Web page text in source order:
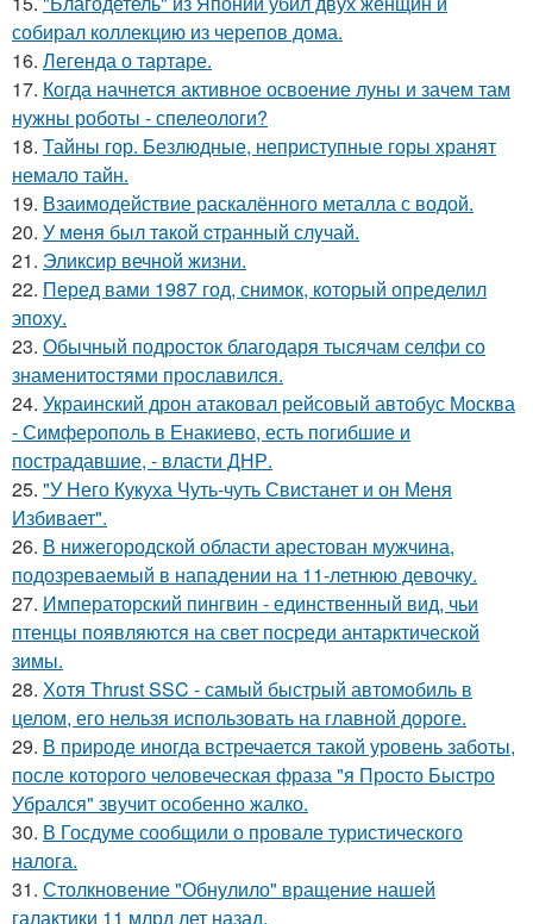
собирал коллекцию из черепов дома.
16. Легенда о тартаре.
17. Когда начнется активное освоение луны и зачем там
нужны роботы - спелеологи?
18. Тайны гор. Безлюдные, неприступные горы хранят
немало тайн.
19. Взаимодействие раскалённого металла с водой.
20. У мeня был тaкой cтранный слyчай.
21. Эликсир вечной жизни.
22. Перед вами 1987 год, снимок, который определил
эпоху.
23. Обычный подросток благодаря тысячам селфи со
знаменитостями прославился.
24. Украинский дрон атаковал рейсовый автобус Москва
- Симферополь в Енакиево, есть погибшие и
пострадавшие, - власти ДНР.
25. "У Него Кукуха Чуть-чуть Свистанет и он Меня
Избивает".
26. В нижегородской области арестован мужчина,
подозреваемый в нападении на 11-летнюю девочку.
27. Императорский пингвин - единственный вид, чьи
птенцы появляются на свет посреди антарктической
зимы.
28. Хотя Thrust SSC - самый быстрый автомобиль в
целом, его нельзя использовать на главной дороге.
29. В природе иногда встречается такой уровень заботы,
после которого человеческая фраза "я Просто Быстро
Убрался" звучит особенно жалко.
30. В Госдуме сообщили о провале туристического
налога.
31. Столкновение "Обнулило" вращение нашей
галактики 11 млрд лет назад.